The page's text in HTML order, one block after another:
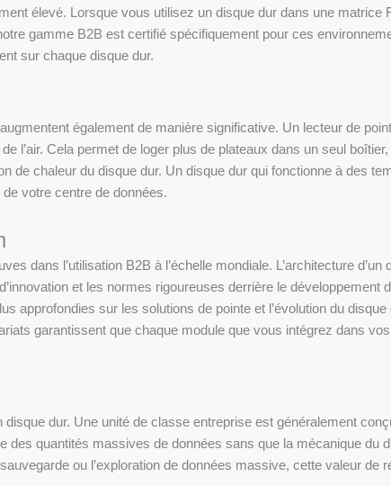
élevé. Lorsque vous utilisez un disque dur dans une matrice
gamme B2B est certifié spécifiquement pour ces
sur chaque disque dur.
également de manière significative. Un lecteur de
l’air. Cela permet de loger plus de plateaux dans un seul
de chaleur du disque dur. Un disque dur qui fonctionne à des
votre centre de données.
dans l’utilisation B2B à l’échelle mondiale. L’architecture d’un
et les normes rigoureuses derrière le développement
approfondies sur les solutions de pointe et l’évolution du
garantissent que chaque module que vous intégrez dans
dur. Une unité de classe entreprise est généralement
des quantités massives de données sans que la mécanique du
ou l’exploration de données massive, cette valeur de